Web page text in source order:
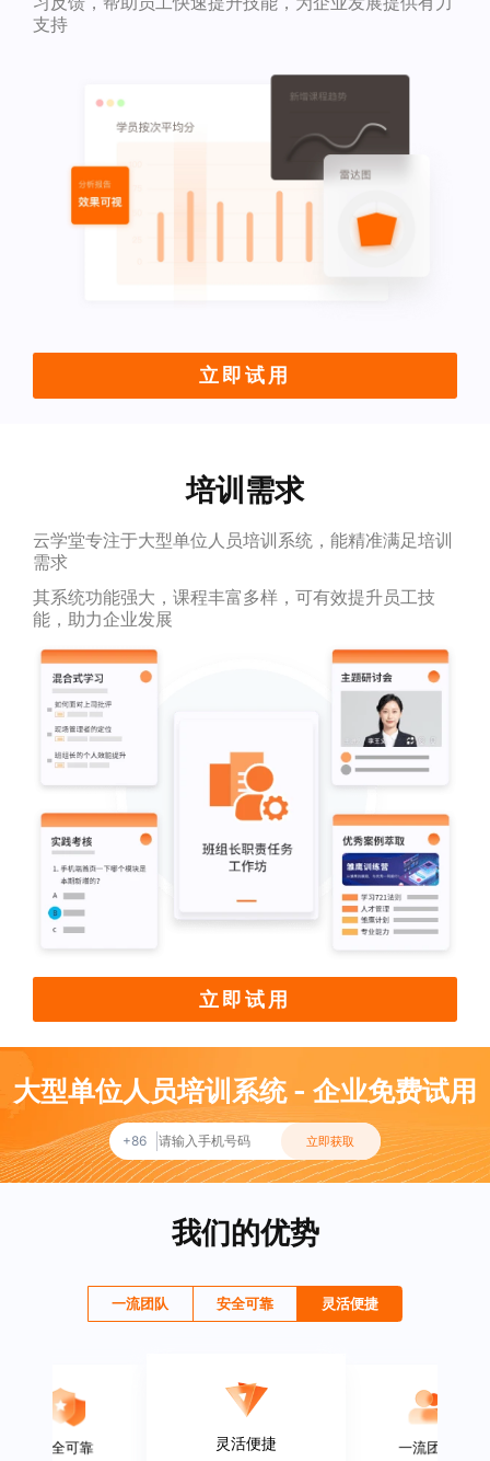
支持
立即试用
培训需求
云学堂专注于大型单位人员培训系统，能精准满足培训
需求
其系统功能强大，课程丰富多样，可有效提升员工技
能，助力企业发展
立即试用
大型单位人员培训系统 - 企业免费试用
+86 立即获取
我们的优势
一流团队 安全可靠 灵活便捷
安全可靠 灵活便捷 一流团队